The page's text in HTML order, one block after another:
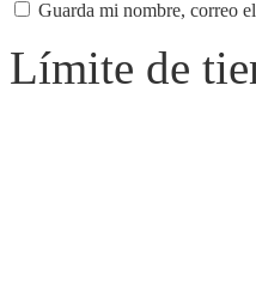
Guarda mi nombre, correo
Límite de